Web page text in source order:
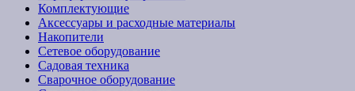
Комплектующие
Аксессуары и расходные материалы
Накопители
Сетевое оборудование
Садовая техника
Сварочное оборудование